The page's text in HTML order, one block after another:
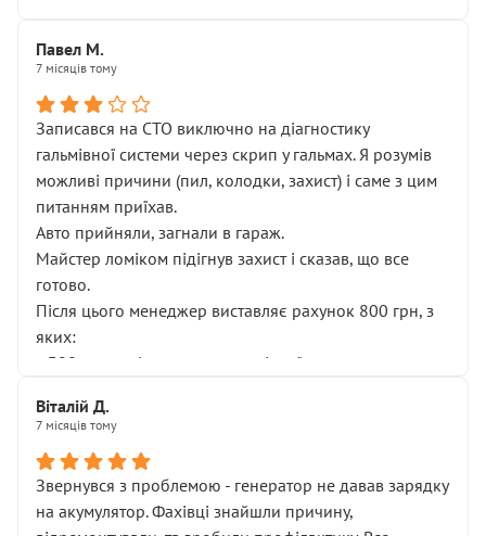
Павел М.
7 місяців тому
Записався на СТО виключно на діагностику
гальмівної системи через скрип у гальмах. Я розумів
можливі причини (пил, колодки, захист) і саме з цим
питанням приїхав.
Авто прийняли, загнали в гараж.
Майстер ломіком підігнув захист і сказав, що все
готово.
Після цього менеджер виставляє рахунок 800 грн, з
яких:
• 300 грн — діагностика гальмівної системи
НЕ погоджував
послуга. Тим більше, я був поруч і жодної реальної
діагностики ходової не проводилось. Після
зауваження гроші за цю “послугу” повернули, що
Віталій Д.
7 місяців тому
Звернувся з проблемою - генератор не давав зарядку
на акумулятор. Фахівці знайшли причину,